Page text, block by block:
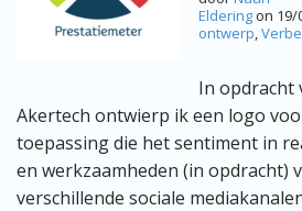
Elderingon 19/
ontwerp,
In opdracht
Akertech ontwierp ik een logo
toepassing die het sentiment in
en werkzaamheden (in opdracht)
verschillende sociale